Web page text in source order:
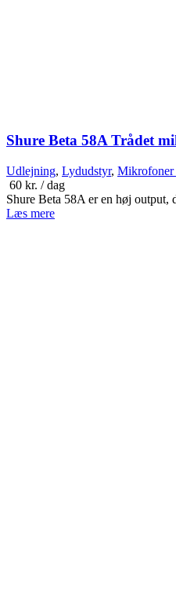
Shure Beta 58A Trådet
Udlejning, Lydudstyr,
60 kr. / dag
Shure Beta 58A er en høj output,
Læs mere